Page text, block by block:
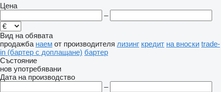
Цена
–
Вид на обявата
продажба наем от производителя лизинг кредит на вноски trade-
in (бартер с доплащане) бартер
Състояние
нов употребявани
Дата на производство
–